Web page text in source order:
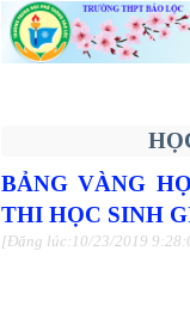
BẢNG VÀNG
THI HỌC SINH
[Đăng lúc:10/23/2019